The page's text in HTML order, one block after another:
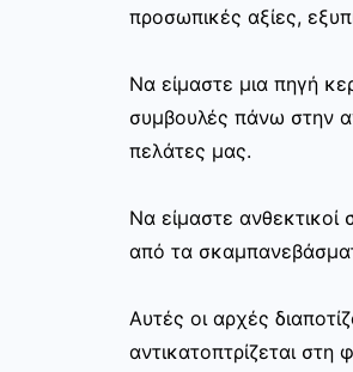
προσωπικές αξίες,
Να είμαστε μια πηγή
συμβουλές πάνω στην
πελάτες μας.
Να είμαστε ανθεκτικοί
από τα
Αυτές οι αρχές
αντικατοπτρίζεται